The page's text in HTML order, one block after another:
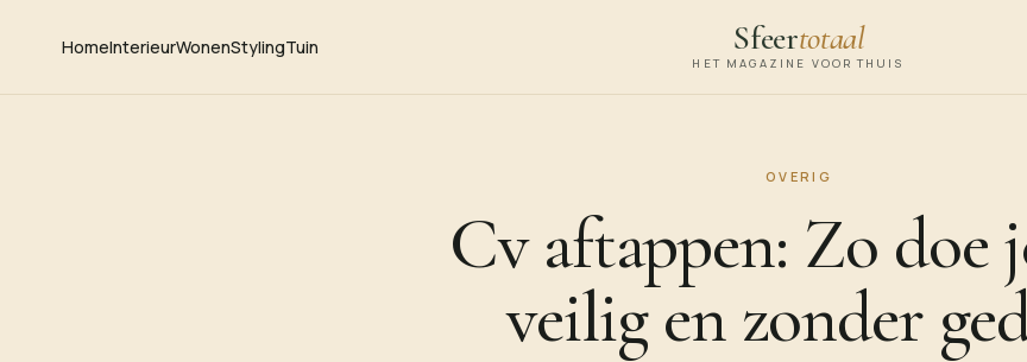
HomeInterieurWonenStylingTuin Sfeertotaal
HET MAGAZINE VOOR THUIS
OVERIG
Cv aftappen: Zo doe
veilig en zonder